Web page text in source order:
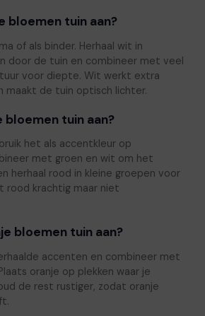
bloemen tuin aan?
of als binder. Herhaal wit in
door de tuin en combineer met veel
voor diepte. Wit werkt extra
maakt de tuin optisch lichter.
bloemen tuin aan?
het als accentkleur op
met groen en wit om het
herhaal rood in kleine groepen voor
rood krachtig maar niet
bloemen tuin aan?
accenten en combineer met
oranje op plekken waar je
de rest rustiger, zodat oranje